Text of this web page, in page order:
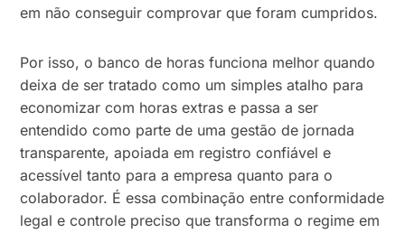
em não conseguir comprovar que foram cumpridos.
Por isso, o banco de horas funciona melhor quando
deixa de ser tratado como um simples atalho para
economizar com horas extras e passa a ser
entendido como parte de uma gestão de jornada
transparente, apoiada em registro confiável e
acessível tanto para a empresa quanto para o
colaborador. É essa combinação entre conformidade
legal e controle preciso que transforma o regime em